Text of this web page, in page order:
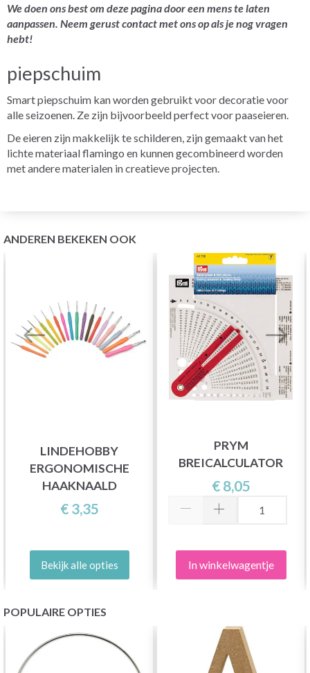
We doen ons best om deze pagina door een mens te laten
aanpassen. Neem gerust contact met ons op als je nog vragen
hebt!
piepschuim
Smart piepschuim kan worden gebruikt voor decoratie voor
alle seizoenen. Ze zijn bijvoorbeeld perfect voor paaseieren.
De eieren zijn makkelijk te schilderen, zijn gemaakt van het
lichte materiaal flamingo en kunnen gecombineerd worden
met andere materialen in creatieve projecten.
ANDEREN BEKEKEN OOK
LINDEHOBBY
ERGONOMISCHE
HAAKNAALD
€ 3,35
Bekijk alle opties
PRYM
BREICALCULATOR
€ 8,05
In winkelwagentje
POPULAIRE OPTIES